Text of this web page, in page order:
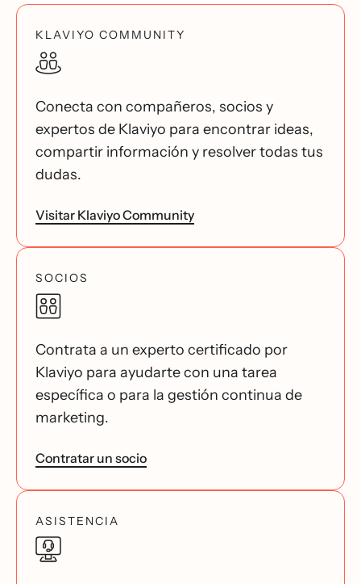
KLAVIYO COMMUNITY
Conecta con compañeros, socios y
expertos de Klaviyo para encontrar ideas,
compartir información y resolver todas tus
dudas.
Visitar Klaviyo Community
SOCIOS
Contrata a un experto certificado por
Klaviyo para ayudarte con una tarea
específica o para la gestión continua de
marketing.
Contratar un socio
ASISTENCIA